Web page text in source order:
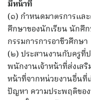
มีหน้าที่
(๑) กำหนดมาตรการแล
ศึกษาของนักเรียน นักศึ
กรรมการการอาชีวศึกษา
(๒) ประสานงานกับครูที่
พนักงานเจ้าหน้าที่ส่งเส
หน้าที่จากหน่วยงานอื่นที่
ปัญหา ความประพฤติขอ